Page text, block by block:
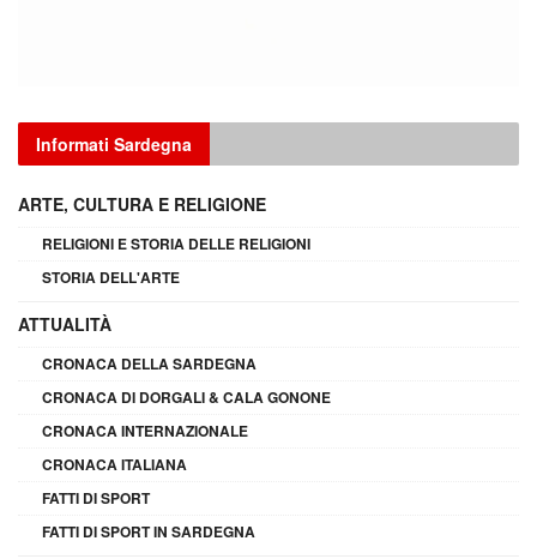
Informati Sardegna
ARTE, CULTURA E RELIGIONE
RELIGIONI E STORIA DELLE RELIGIONI
STORIA DELL'ARTE
ATTUALITÀ
CRONACA DELLA SARDEGNA
CRONACA DI DORGALI & CALA GONONE
CRONACA INTERNAZIONALE
CRONACA ITALIANA
FATTI DI SPORT
FATTI DI SPORT IN SARDEGNA